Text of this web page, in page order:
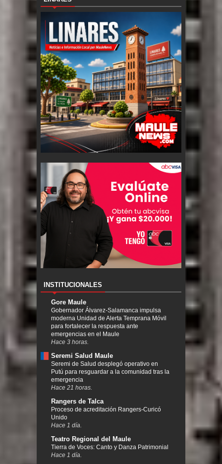
INSTITUCIONALES
Gore Maule
Gobernador Álvarez-Salamanca impulsa
moderna Unidad de Alerta Temprana Móvil
para fortalecer la respuesta ante
emergencias en el Maule
Hace 3 horas.
Seremi Salud Maule
Seremi de Salud desplegó operativo en
Putú para resguardar a la comunidad tras la
emergencia
Hace 21 horas.
Rangers de Talca
Proceso de acreditación Rangers-Curicó
Unido
Hace 1 día.
Teatro Regional del Maule
Tierra de Voces: Canto y Danza Patrimonial
Hace 1 día.